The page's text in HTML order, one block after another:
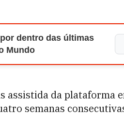
dentro das últimas
Mundo
assistida da plataforma
semanas